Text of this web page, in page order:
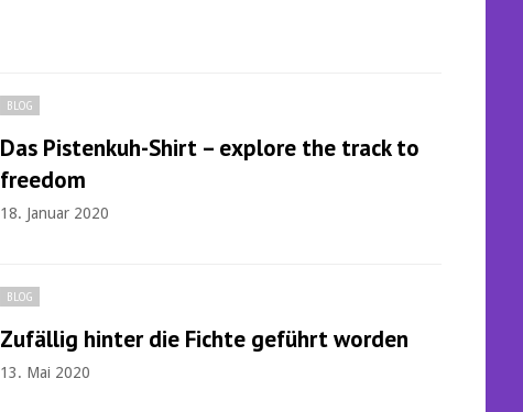
BLOG
Das Pistenkuh-Shirt – explore the track to
freedom
18. Januar 2020
BLOG
Zufällig hinter die Fichte geführt worden
13. Mai 2020